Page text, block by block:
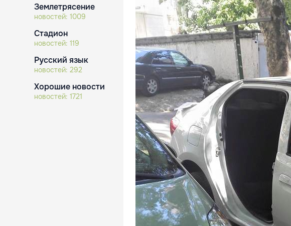
Землетрясение
новостей: 1009
Стадион
новостей: 119
Русский язык
новостей: 292
Хорошие новости
новостей: 1721